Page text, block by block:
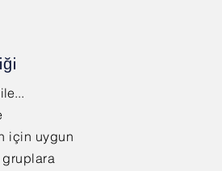
için uygun
gruplara